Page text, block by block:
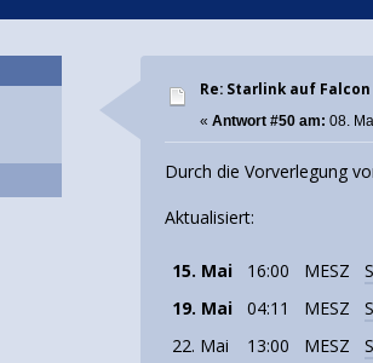
Re: Starlink auf
«Antwort #50 am: 08.
Durch die Vorverlegung
Aktualisiert:
15. Mai 16:00 MESZ
19. Mai
04:11 MESZ
22. Mai
13:00 MESZ